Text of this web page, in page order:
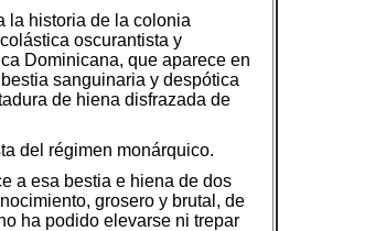
la historia de la colonia
oscurantista y
Dominicana, que aparece en
sanguinaria y despótica
de hiena disfrazada de
del régimen monárquico.
a esa bestia e hiena de dos
grosero y brutal, de
ha podido elevarse ni trepar